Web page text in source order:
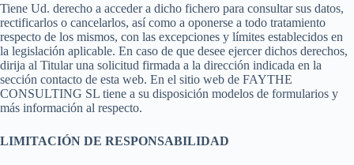
Tiene Ud. derecho a acceder a dicho fichero para consultar sus datos,
rectificarlos o cancelarlos, así como a oponerse a todo tratamiento
respecto de los mismos, con las excepciones y límites establecidos en
la legislación aplicable. En caso de que desee ejercer dichos derechos,
dirija al Titular una solicitud firmada a la dirección indicada en la
sección contacto de esta web. En el sitio web de FAYTHE
CONSULTING SL tiene a su disposición modelos de formularios y
más información al respecto.
LIMITACIÓN DE RESPONSABILIDAD